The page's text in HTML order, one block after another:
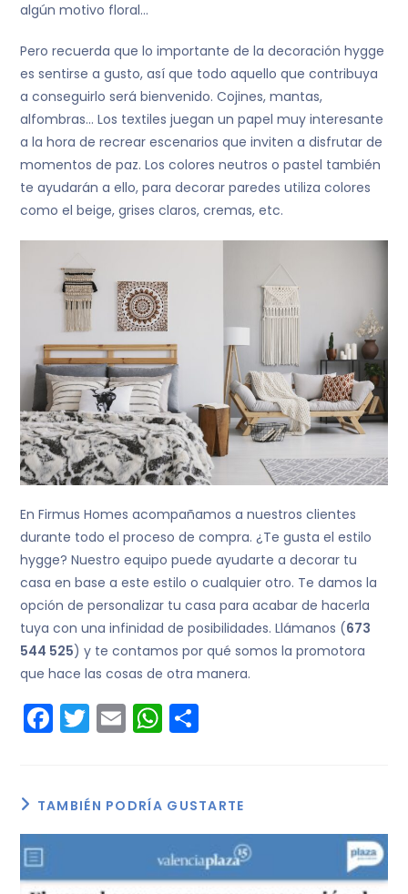
algún motivo floral…
Pero recuerda que lo importante de la decoración hygge
es sentirse a gusto, así que todo aquello que contribuya
a conseguirlo será bienvenido. Cojines, mantas,
alfombras… Los textiles juegan un papel muy interesante
a la hora de recrear escenarios que inviten a disfrutar de
momentos de paz. Los colores neutros o pastel también
te ayudarán a ello, para decorar paredes utiliza colores
como el beige, grises claros, cremas, etc.
En Firmus Homes acompañamos a nuestros clientes
durante todo el proceso de compra. ¿Te gusta el estilo
hygge? Nuestro equipo puede ayudarte a decorar tu
casa en base a este estilo o cualquier otro. Te damos la
opción de personalizar tu casa para acabar de hacerla
tuya con una infinidad de posibilidades. Llámanos (673
544 525) y te contamos por qué somos la promotora
que hace las cosas de otra manera.
F
a
e
b
T
w
er
E
m
l
W
h
ts
A
p
p
ar
tir
TAMBIÉN PODRÍA GUSTARTE